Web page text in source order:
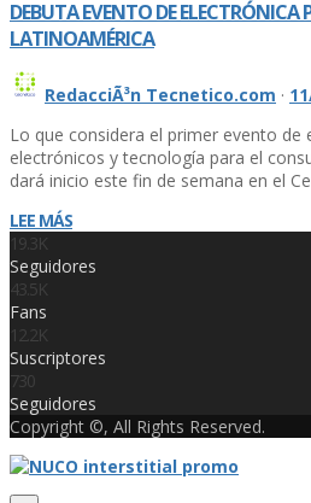
DEBUTA EVENTO DE ELECTRÓNICA
LATINOAMÉRICA
RedacciÃ³n Tecnetico.com ·
Lo que considera el primer evento de
electrónicos y tecnología para el
dará inicio este fin de semana en el
LEE MÁS
19.3K
Seguidores
43.5K
Fans
12.2K
Suscriptores
730
Seguidores
Copyright ©, All Rights Reserved.